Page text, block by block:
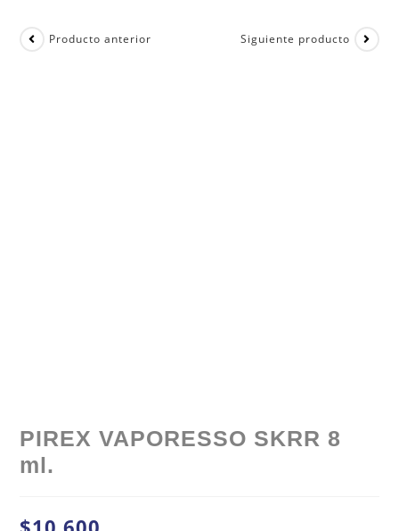
Producto anterior Siguiente producto
PIREX VAPORESSO SKRR 8
ml.